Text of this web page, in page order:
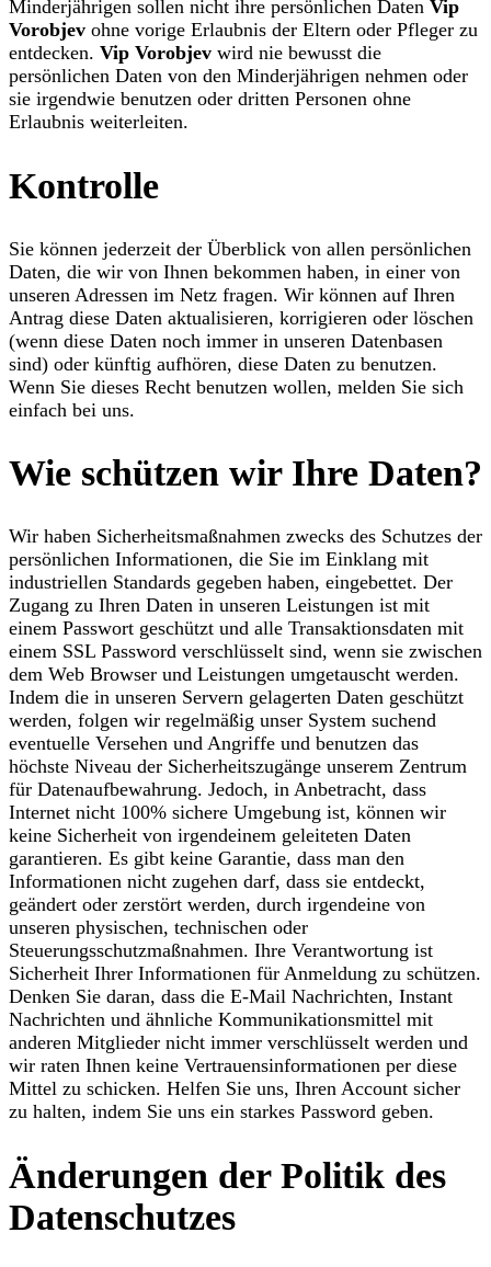
Minderjährigen sollen nicht ihre persönlichen Daten Vip
Vorobjev ohne vorige Erlaubnis der Eltern oder Pfleger zu
entdecken. Vip Vorobjev wird nie bewusst die
persönlichen Daten von den Minderjährigen nehmen oder
sie irgendwie benutzen oder dritten Personen ohne
Erlaubnis weiterleiten.
Kontrolle
Sie können jederzeit der Überblick von allen persönlichen
Daten, die wir von Ihnen bekommen haben, in einer von
unseren Adressen im Netz fragen. Wir können auf Ihren
Antrag diese Daten aktualisieren, korrigieren oder löschen
(wenn diese Daten noch immer in unseren Datenbasen
sind) oder künftig aufhören, diese Daten zu benutzen.
Wenn Sie dieses Recht benutzen wollen, melden Sie sich
einfach bei uns.
Wie schützen wir Ihre Daten?
Wir haben Sicherheitsmaßnahmen zwecks des Schutzes der
persönlichen Informationen, die Sie im Einklang mit
industriellen Standards gegeben haben, eingebettet. Der
Zugang zu Ihren Daten in unseren Leistungen ist mit
einem Passwort geschützt und alle Transaktionsdaten mit
einem SSL Password verschlüsselt sind, wenn sie zwischen
dem Web Browser und Leistungen umgetauscht werden.
Indem die in unseren Servern gelagerten Daten geschützt
werden, folgen wir regelmäßig unser System suchend
eventuelle Versehen und Angriffe und benutzen das
höchste Niveau der Sicherheitszugänge unserem Zentrum
für Datenaufbewahrung. Jedoch, in Anbetracht, dass
Internet nicht 100% sichere Umgebung ist, können wir
keine Sicherheit von irgendeinem geleiteten Daten
garantieren. Es gibt keine Garantie, dass man den
Informationen nicht zugehen darf, dass sie entdeckt,
geändert oder zerstört werden, durch irgendeine von
unseren physischen, technischen oder
Steuerungsschutzmaßnahmen. Ihre Verantwortung ist
Sicherheit Ihrer Informationen für Anmeldung zu schützen.
Denken Sie daran, dass die E-Mail Nachrichten, Instant
Nachrichten und ähnliche Kommunikationsmittel mit
anderen Mitglieder nicht immer verschlüsselt werden und
wir raten Ihnen keine Vertrauensinformationen per diese
Mittel zu schicken. Helfen Sie uns, Ihren Account sicher
zu halten, indem Sie uns ein starkes Password geben.
Änderungen der Politik des
Datenschutzes